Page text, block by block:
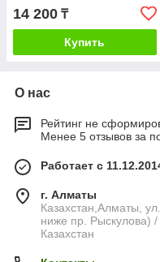
14 200 ₸
Купить
О нас
Рейтинг не
Менее 5 отзывов за
Работает с
г. Алматы
Казахстан,Алматы,
ниже пр. Рыскулова)
Казахстан